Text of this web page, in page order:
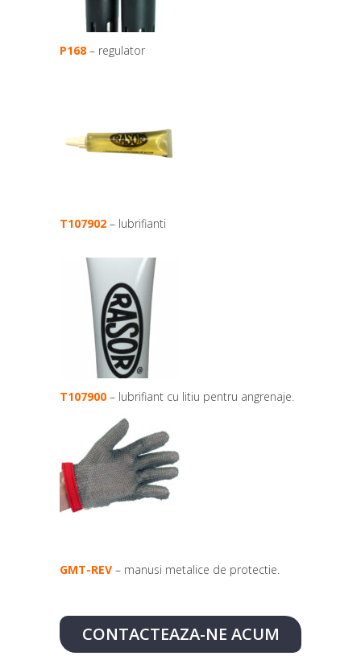
P168 – regulator
T107902 – lubrifianti
T107900 – lubrifiant cu litiu pentru angrenaje.
GMT-REV – manusi metalice de protectie.
CONTACTEAZA-NE ACUM